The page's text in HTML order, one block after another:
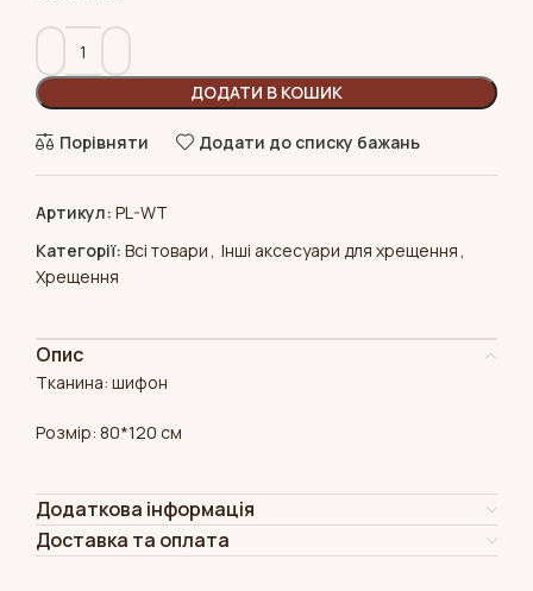
ДОДАТИ В КОШИК
Порівняти Додати до списку бажань
Артикул: PL-WT
Категорії: Всі товари, Інші аксесуари для хрещення,
Хрещення
Опис
Тканина: шифон
Розмір: 80*120 см
Додаткова інформація
Доставка та оплата